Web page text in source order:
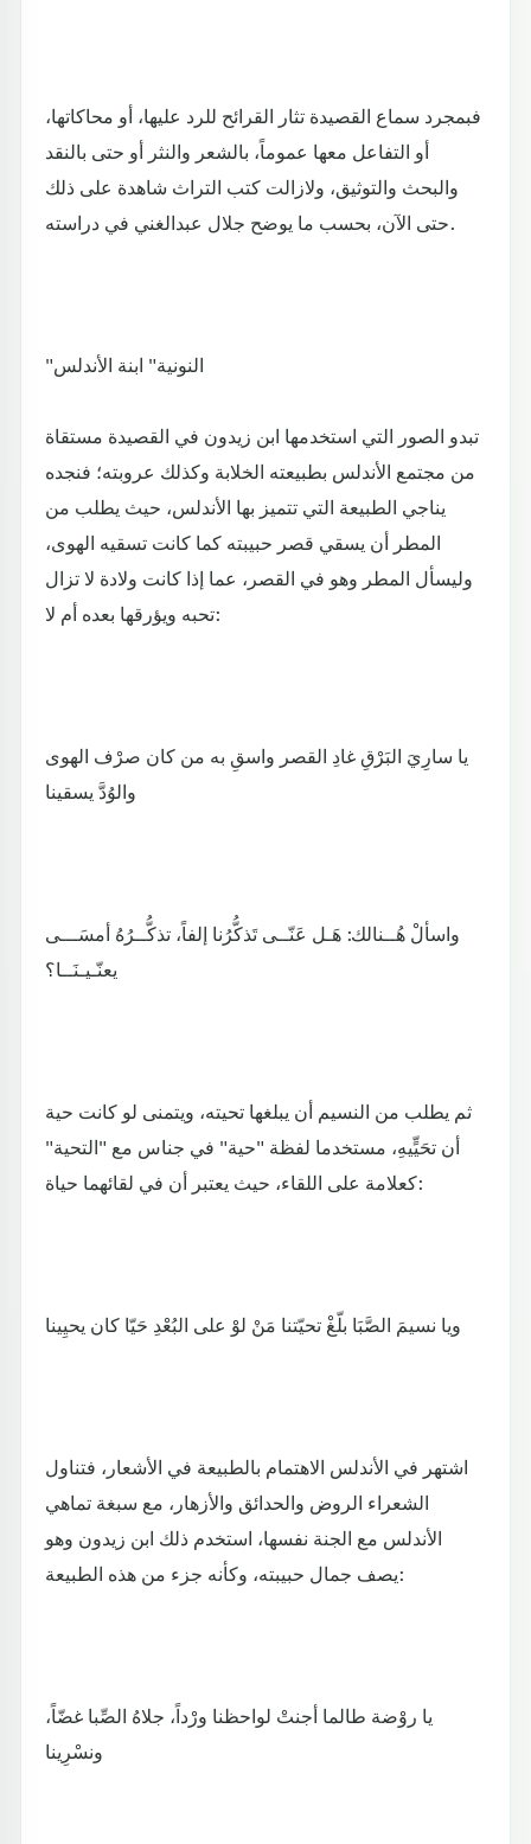
فبمجرد سماع القصيدة تثار القرائح للرد عليها، أو محاكاتها،
أو التفاعل معها عموماً، بالشعر والنثر أو حتى بالنقد
والبحث والتوثيق، ولازالت كتب التراث شاهدة على ذلك
حتى الآن، بحسب ما يوضح جلال عبدالغني في دراسته.
"النونية" ابنة الأندلس
تبدو الصور التي استخدمها ابن زيدون في القصيدة مستقاة
من مجتمع الأندلس بطبيعته الخلابة وكذلك عروبته؛ فنجده
يناجي الطبيعة التي تتميز بها الأندلس، حيث يطلب من
المطر أن يسقي قصر حبيبته كما كانت تسقيه الهوى،
وليسأل المطر وهو في القصر، عما إذا كانت ولادة لا تزال
تحبه ويؤرقها بعده أم لا:
يا سارِيَ البَرْقِ غادِ القصر واسقِ به من كان صرْف الهوى
والوُدَّ يسقينا
واسألْ هُــنالك: هَـل عَنّــى تَذكُّرُنا إلفاً، تذكُّــرُهُ أمسَـــى
يعنّـيـنَــا؟
ثم يطلب من النسيم أن يبلغها تحيته، ويتمنى لو كانت حية
أن تحَيٍّيهِ، مستخدما لفظة "حية" في جناس مع "التحية"
كعلامة على اللقاء، حيث يعتبر أن في لقائهما حياة:
ويا نسيمَ الصَّبَا بلّغْ تحيّتنا مَنْ لوْ على البُعْدِ حَيّا كان يحيِينا
اشتهر في الأندلس الاهتمام بالطبيعة في الأشعار، فتناول
الشعراء الروض والحدائق والأزهار، مع سبغة تماهي
الأندلس مع الجنة نفسها، استخدم ذلك ابن زيدون وهو
يصف جمال حبيبته، وكأنه جزء من هذه الطبيعة:
يا روْضة طالما أجنتْ لواحظنا ورْداً، جلاهُ الصِّبا غضّاً،
ونسْرِينا